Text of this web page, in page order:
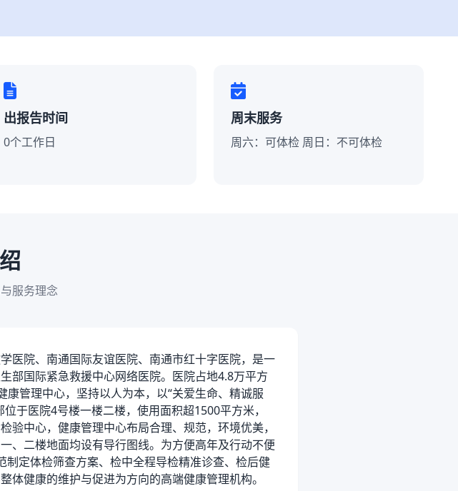
出报告时间
0个工作日
周末服务
周六：可体检 周日：不可体检
服务理念
医院、南通国际友谊医院、南通市红十字医院，是一
部国际紧急救援中心网络医院。医院占地4.8万平方
管理中心，坚持以人为本，以“关爱生命、精诚服
于医院4号楼一楼二楼，使用面积超1500平方米，
中心，健康管理中心布局合理、规范，环境优美，
、二楼地面均设有导行图线。为方便高年及行动不便
定体检筛查方案、检中全程导检精准诊查、检后健
健康的维护与促进为方向的高端健康管理机构。